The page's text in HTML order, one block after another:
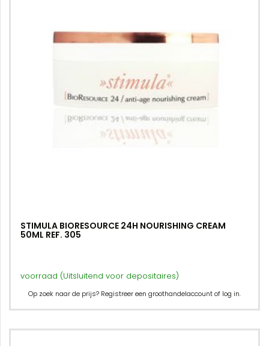
STIMULA BIORESOURCE 24H NOURISHING CREAM
50ML REF. 305
voorraad (Uitsluitend voor depositaires)
Op zoek naar de prijs? Registreer een groothandelaccount of log in.